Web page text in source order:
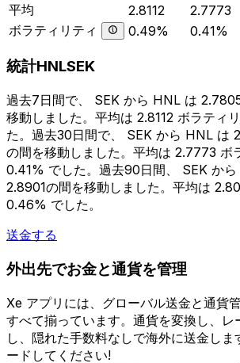
平均
2.8112 2.7773
ボラティリティ
0.49% 0.41%
統計HNLSEK
過去7日間で、 SEK から HNL は
移動しました。平均は 2.8112 ボラティ
た。過去30日間で、 SEK から HNL は
の間を移動しました。平均は 2.7773 ボ
0.41% でした。過去90日間、 SEK か
2.8901の間を移動しました。平均は
0.46% でした。
送金する
外出先でお金と通貨を管理
Xe アプリには、グローバル送金と通貨
すべて揃っています。通貨を変換し、レ
し、隠れた手数料なしで海外に送金しま
ードしてください!